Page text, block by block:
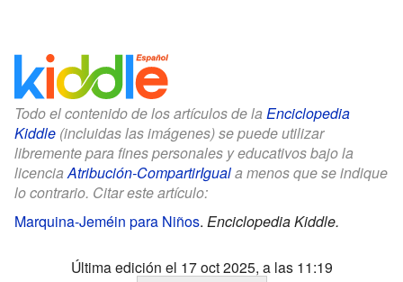
Todo el contenido de los artículos de la Enciclopedia
Kiddle (incluidas las imágenes) se puede utilizar
libremente para fines personales y educativos bajo la
licenciaAtribución-CompartirIguala menos que se indique
lo contrario. Citar este artículo:
Marquina-Jeméin para Niños. Enciclopedia Kiddle.
Última edición el 17 oct 2025, a las 11:19